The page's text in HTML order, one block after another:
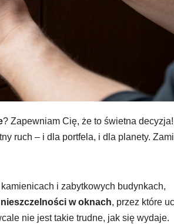
? Zapewniam Cię, że to świetna
ruch – i dla portfela, i dla planety.
i zabytkowych budynkach,
nieszczelności w oknach, przez które
nie jest takie trudne, jak się wydaje.